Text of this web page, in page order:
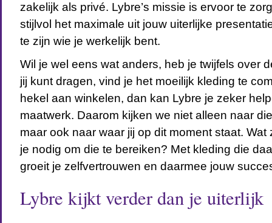
zakelijk als privé. Lybre’s missie is ervoor te
stijlvol het maximale uit jouw uiterlijke
te zijn wie je werkelijk bent.
Wil je wel eens wat anders, heb je twijfels over
jij kunt dragen, vind je het moeilijk kleding te
hekel aan winkelen, dan kan Lybre je zeker
maatwerk. Daarom kijken we niet alleen naar
maar ook naar waar jij op dit moment staat.
je nodig om die te bereiken? Met kleding die
groeit je zelfvertrouwen en daarmee jouw
Lybre kijkt verder dan je uiterlijk